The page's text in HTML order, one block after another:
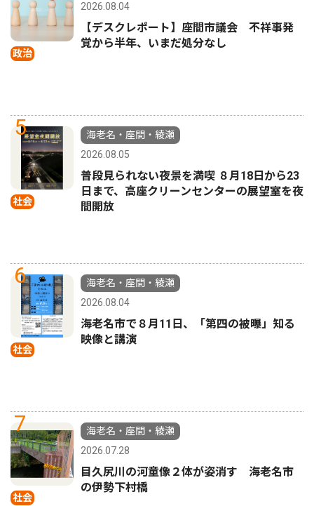
政治
2026.08.04
【デスクレポート】座間市議会 不祥事発
覚から半年、いまだ処分なし
5
社会
海老名・座間・綾瀬
2026.08.05
普段見られない夜景を満喫 ８月18日から23
日まで、高座クリーンセンターの展望室を夜
間開放
6
社会
海老名・座間・綾瀬
2026.08.04
海老名市で８月11日、「第四の被曝」知る
映像と講演
7
社会
海老名・座間・綾瀬
2026.07.28
目久尻川の河童像２体が姿消す 海老名市
の伊勢下村橋